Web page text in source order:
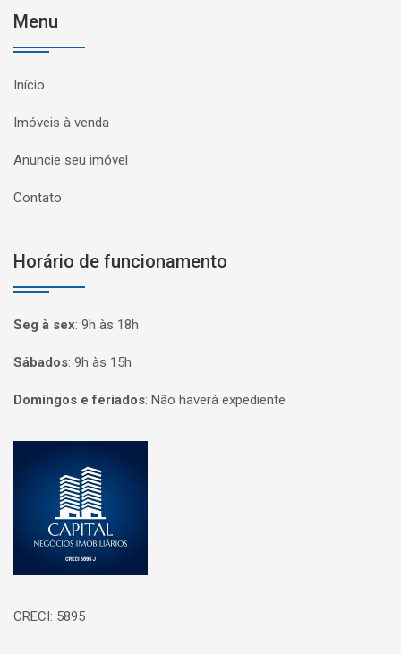
Menu
Início
Imóveis à venda
Anuncie seu imóvel
Contato
Horário de funcionamento
Seg à sex: 9h às 18h
Sábados: 9h às 15h
Domingos e feriados: Não haverá expediente
CRECI: 5895